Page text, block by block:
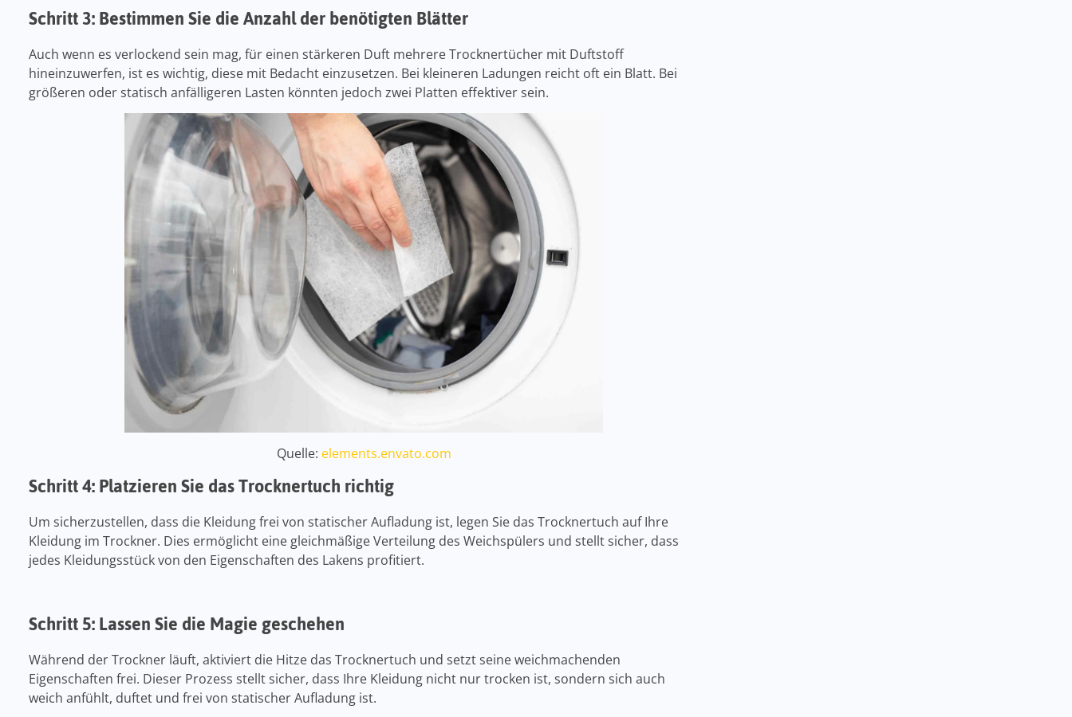
Schritt 3: Bestimmen Sie die Anzahl der benötigten Blätter
Auch wenn es verlockend sein mag, für einen stärkeren Duft mehrere Trocknertücher mit Duftstoff
hineinzuwerfen, ist es wichtig, diese mit Bedacht einzusetzen. Bei kleineren Ladungen reicht oft ein Blatt. Bei
größeren oder statisch anfälligeren Lasten könnten jedoch zwei Platten effektiver sein.
Quelle: elements.envato.com
Schritt 4: Platzieren Sie das Trocknertuch richtig
Um sicherzustellen, dass die Kleidung frei von statischer Aufladung ist, legen Sie das Trocknertuch auf Ihre
Kleidung im Trockner. Dies ermöglicht eine gleichmäßige Verteilung des Weichspülers und stellt sicher, dass
jedes Kleidungsstück von den Eigenschaften des Lakens profitiert.
Schritt 5: Lassen Sie die Magie geschehen
Während der Trockner läuft, aktiviert die Hitze das Trocknertuch und setzt seine weichmachenden
Eigenschaften frei. Dieser Prozess stellt sicher, dass Ihre Kleidung nicht nur trocken ist, sondern sich auch
weich anfühlt, duftet und frei von statischer Aufladung ist.